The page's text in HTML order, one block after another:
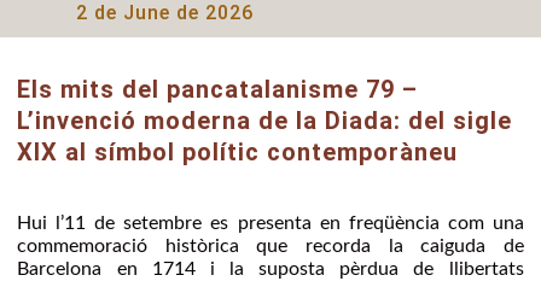
2 de June de 2026
Els mits del pancatalanisme 79 –
L’invenció moderna de la Diada: del sigle
XIX al símbol polític contemporàneu
Hui l’11 de setembre es presenta en freqüència com una
commemoració històrica que recorda la caiguda de
Barcelona en 1714 i la suposta pèrdua de llibertats